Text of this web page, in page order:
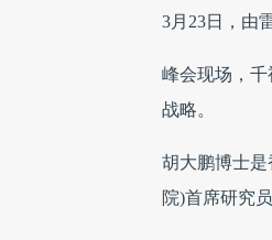
3月23日，由
峰会现场，
战略。
胡大鹏博士
院)首席研究